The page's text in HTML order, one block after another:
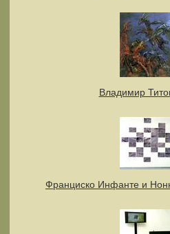
Владимир
Франциско Инфанте и